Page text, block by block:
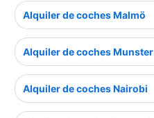
Alquiler de coches Malmö
Alquiler de coches Munster
Alquiler de coches Nairobi